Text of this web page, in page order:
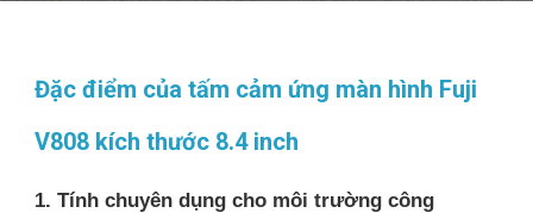
Đặc điểm của tấm cảm ứng màn hình Fuji
V808 kích thước 8.4 inch
1. Tính chuyên dụng cho môi trường công